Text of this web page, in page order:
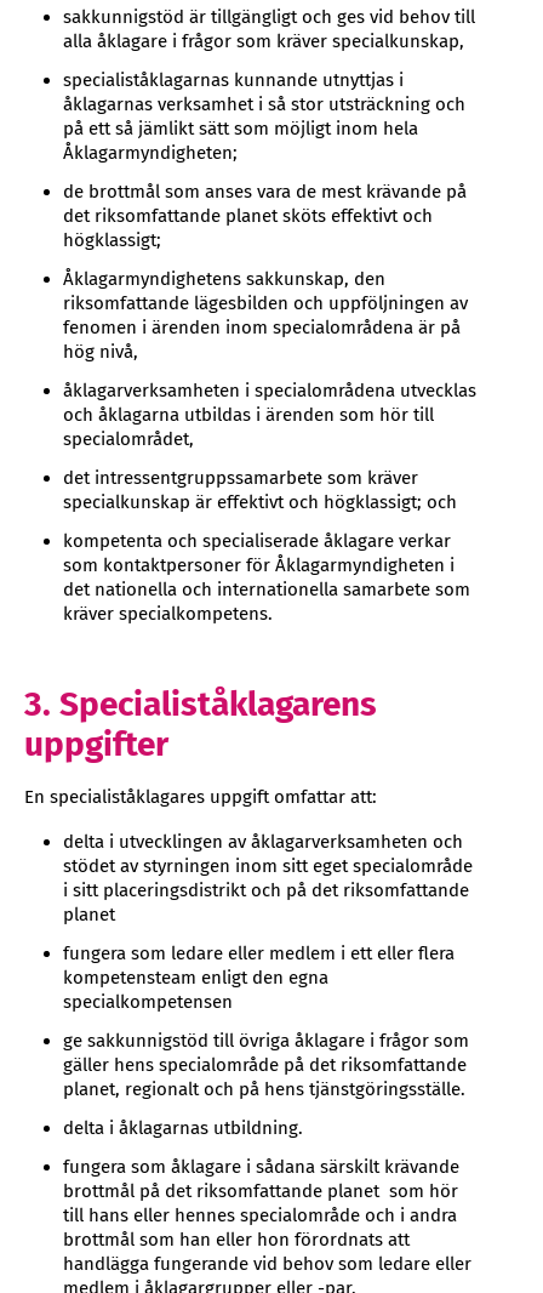
sakkunnigstöd är tillgängligt och ges vid behov till
alla åklagare i frågor som kräver specialkunskap,
specialiståklagarnas kunnande utnyttjas i
åklagarnas verksamhet i så stor utsträckning och
på ett så jämlikt sätt som möjligt inom hela
Åklagarmyndigheten;
de brottmål som anses vara de mest krävande på
det riksomfattande planet sköts effektivt och
högklassigt;
Åklagarmyndighetens sakkunskap, den
riksomfattande lägesbilden och uppföljningen av
fenomen i ärenden inom specialområdena är på
hög nivå,
åklagarverksamheten i specialområdena utvecklas
och åklagarna utbildas i ärenden som hör till
specialområdet,
det intressentgruppssamarbete som kräver
specialkunskap är effektivt och högklassigt; och
kompetenta och specialiserade åklagare verkar
som kontaktpersoner för Åklagarmyndigheten i
det nationella och internationella samarbete som
kräver specialkompetens.
3. Specialiståklagarens
uppgifter
En specialiståklagares uppgift omfattar att:
delta i utvecklingen av åklagarverksamheten och
stödet av styrningen inom sitt eget specialområde
i sitt placeringsdistrikt och på det riksomfattande
planet
fungera som ledare eller medlem i ett eller flera
kompetensteam enligt den egna
specialkompetensen
ge sakkunnigstöd till övriga åklagare i frågor som
gäller hens specialområde på det riksomfattande
planet, regionalt och på hens tjänstgöringsställe.
delta i åklagarnas utbildning.
fungera som åklagare i sådana särskilt krävande
brottmål på det riksomfattande planet som hör
till hans eller hennes specialområde och i andra
brottmål som han eller hon förordnats att
handlägga fungerande vid behov som ledare eller
medlem i åklagargrupper eller -par.